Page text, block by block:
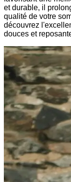
et durable, il
qualité de votre
découvrez
douces et